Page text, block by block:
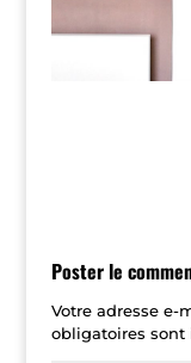
Poster le
Votre adresse e-
obligatoires sont